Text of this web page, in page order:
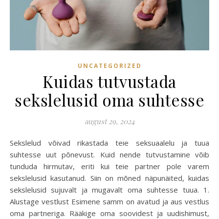
UNCATEGORIZED
Kuidas tutvustada
sekslelusid oma suhtesse
august 29, 2024
Sekslelud võivad rikastada teie seksuaalelu ja tuua
suhtesse uut põnevust. Kuid nende tutvustamine võib
tunduda hirmutav, eriti kui teie partner pole varem
sekslelusid kasutanud. Siin on mõned näpunäited, kuidas
sekslelusid sujuvalt ja mugavalt oma suhtesse tuua. 1.
Alustage vestlust Esimene samm on avatud ja aus vestlus
oma partneriga. Rääkige oma soovidest ja uudishimust,